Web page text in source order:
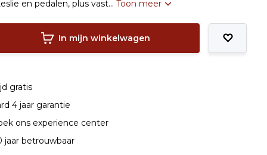
en pedalen, plus vast...Toon meer
In mijn winkelwagen
gratis
4 jaar garantie
ons experience center
jaar betrouwbaar